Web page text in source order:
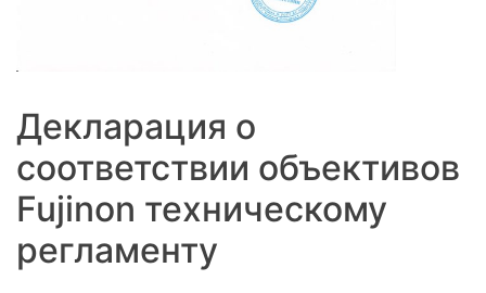
Декларация о
соответствии объективов
Fujinon техническому
регламенту